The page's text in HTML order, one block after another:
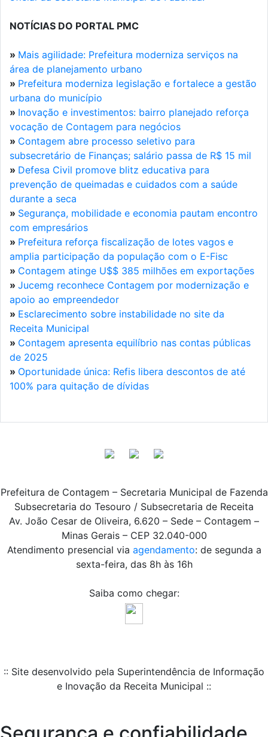
NOTÍCIAS DO PORTAL PMC
» Mais agilidade: Prefeitura moderniza serviços na
área de planejamento urbano
» Prefeitura moderniza legislação e fortalece a gestão
urbana do município
» Inovação e investimentos: bairro planejado reforça
vocação de Contagem para negócios
» Contagem abre processo seletivo para
subsecretário de Finanças; salário passa de R$ 15 mil
» Defesa Civil promove blitz educativa para
prevenção de queimadas e cuidados com a saúde
durante a seca
» Segurança, mobilidade e economia pautam encontro
com empresários
» Prefeitura reforça fiscalização de lotes vagos e
amplia participação da população com o E-Fisc
» Contagem atinge U$$ 385 milhões em exportações
» Jucemg reconhece Contagem por modernização e
apoio ao empreendedor
» Esclarecimento sobre instabilidade no site da
Receita Municipal
» Contagem apresenta equilíbrio nas contas públicas
de 2025
» Oportunidade única: Refis libera descontos de até
100% para quitação de dívidas
Prefeitura de Contagem – Secretaria Municipal de Fazenda
Subsecretaria do Tesouro / Subsecretaria de Receita
Av. João Cesar de Oliveira, 6.620 – Sede – Contagem –
Minas Gerais – CEP 32.040-000
Atendimento presencial via agendamento: de segunda a
sexta-feira, das 8h às 16h
Saiba como chegar:
:: Site desenvolvido pela Superintendência de Informação
e Inovação da Receita Municipal ::